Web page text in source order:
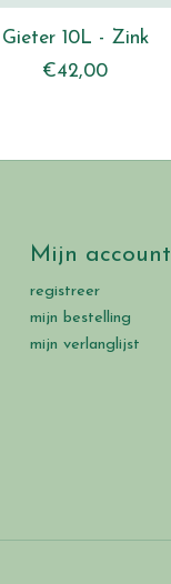
Gieter 10L - Zink
€42,00
Mijn account
registreer
mijn bestelling
mijn verlanglijst